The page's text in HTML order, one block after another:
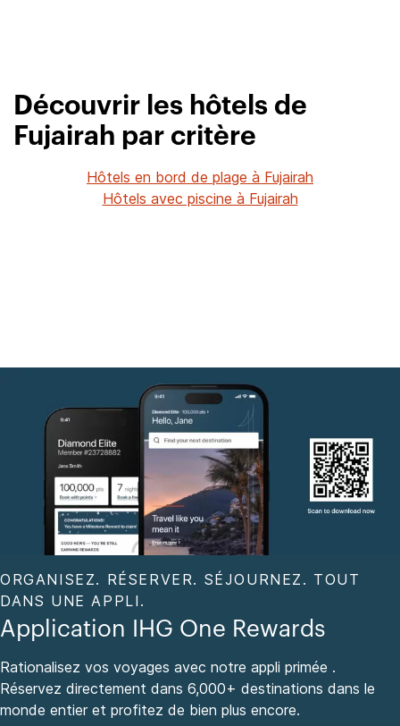
Découvrir les hôtels de
Fujairah par critère
Hôtels en bord de plage à Fujairah
Hôtels avec piscine à Fujairah
ORGANISEZ. RÉSERVER. SÉJOURNEZ. TOUT
DANS UNE APPLI.
Application IHG One Rewards
Rationalisez vos voyages avec notre appli primée .
Réservez directement dans 6,000+ destinations dans le
monde entier et profitez de bien plus encore.